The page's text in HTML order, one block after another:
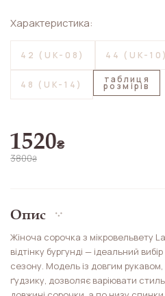
Характеристика:
42 (UK-08) 44 (UK-10)
48 (UK-14) таблиця
розмірів
1520₴
3800₴
Опис
Жіноча сорочка з мікровельвету
відтінку бургунді — ідеальний
сезону. Модель із довгим
ґудзику, дозволяє варіювати